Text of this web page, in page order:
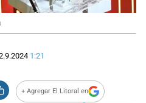
1:21
+ Agregar El Litoral en